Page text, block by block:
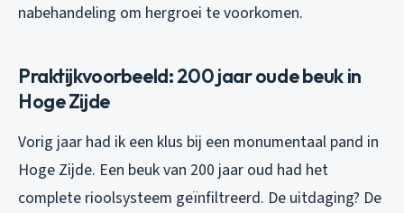
nabehandeling om hergroei te voorkomen.
Praktijkvoorbeeld: 200 jaar oude beuk in
Hoge Zijde
Vorig jaar had ik een klus bij een monumentaal pand in
Hoge Zijde. Een beuk van 200 jaar oud had het
complete rioolsysteem geïnfiltreerd. De uitdaging? De